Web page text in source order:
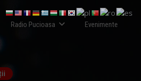
Radio Pucioasa Evenimente